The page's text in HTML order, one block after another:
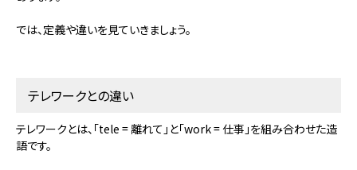
では、定義や違いを見ていきましょう。
テレワークとの違い
テレワークとは、「tele = 離れて」と「work = 仕事」を組み合わせた造
語です。